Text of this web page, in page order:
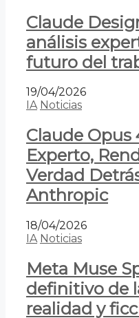
Claude
análisis
futuro del
19/04/2026
IA Noticias
Claude Opus
Experto,
Verdad
Anthropic
18/04/2026
IA Noticias
Meta Muse
definitivo de
realidad y